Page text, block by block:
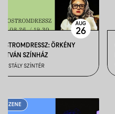
OSTROMDRESSZ: ÖRKÉNY
ISTVÁN SZÍNHÁZ
KRISTÁLY SZÍNTÉR
AUG
26
ZENE